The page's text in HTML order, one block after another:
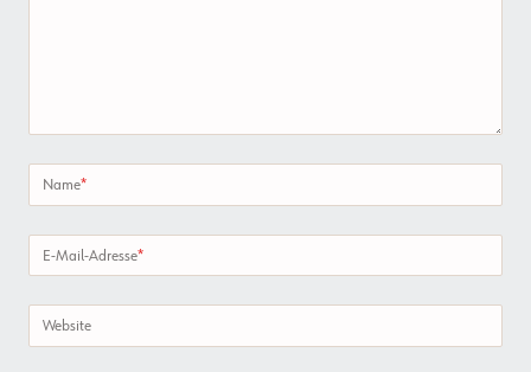
Name*
E-Mail-Adresse*
Website